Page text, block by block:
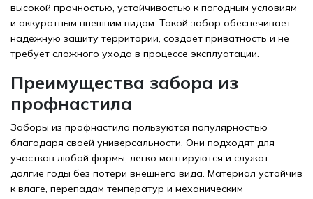
высокой прочностью, устойчивостью к погодным условиям
и аккуратным внешним видом. Такой забор обеспечивает
надёжную защиту территории, создаёт приватность и не
требует сложного ухода в процессе эксплуатации.
Преимущества забора из
профнастила
Заборы из профнастила пользуются популярностью
благодаря своей универсальности. Они подходят для
участков любой формы, легко монтируются и служат
долгие годы без потери внешнего вида. Материал устойчив
к влаге, перепадам температур и механическим